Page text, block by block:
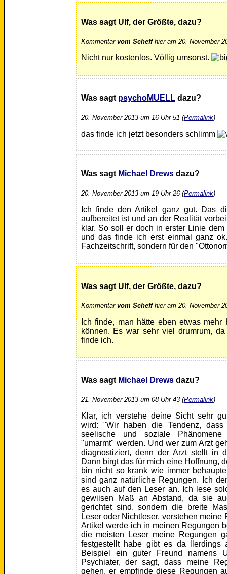
Was sagt Ulf, der Größte, dazu?
Kommentar vom Scheffhier am 20. November
Nicht nur kostenlos. Völlig umsonst.
Was sagt psychoMUELLdazu?
20. November 2013 um 16 Uhr 51 (Permalink)
das finde ich jetzt besonders schlimm
Was sagt Michael Drewsdazu?
20. November 2013 um 19 Uhr 26 (Permalink)
Ich finde den Artikel ganz gut. Das
aufbereitet ist und an der Realität
klar. So soll er doch in erster Linie
und das finde ich erst einmal ganz
Fachzeitschrift, sondern für den
Was sagt Ulf, der Größte, dazu?
Kommentar vom Scheffhier am 20. November
Ich finde, man hätte eben etwas mehr
können. Es war sehr viel drumrum,
finde ich.
Was sagt Michael Drewsdazu?
21. November 2013 um 08 Uhr 43 (Permalink)
Klar, ich verstehe deine Sicht sehr
wird: "Wir haben die Tendenz,
seelische und soziale Phänomene
"umarmt" werden. Und wer zum Arzt
diagnostiziert, denn der Arzt stellt in
Dann birgt das für mich eine Hoffnung,
bin nicht so krank wie immer
sind ganz natürliche Regungen. Ich
es auch auf den Leser an. Ich lese
gewiisen Maß an Abstand, da sie
gerichtet sind, sondern die breite
Leser oder Nichtleser, verstehen
Artikel werde ich in meinen Regungen
die meisten Leser meine Regungen
festgestellt habe gibt es da llerdings
Beispiel ein guter Freund namens
Psychiater, der sagt, dass meine
gehen, er empfinde diese Regungen